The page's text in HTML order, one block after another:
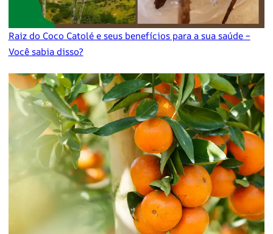
Raiz do Coco Catolé e seus benefícios para a sua saúde –
Você sabia disso?